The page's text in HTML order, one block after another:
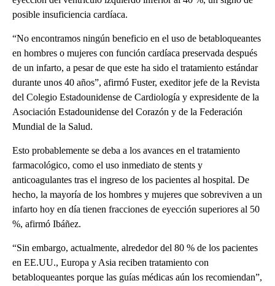
posible insuficiencia cardíaca.
“No encontramos ningún beneficio en el uso de betabloqueantes
en hombres o mujeres con función cardíaca preservada después
de un infarto, a pesar de que este ha sido el tratamiento estándar
durante unos 40 años”, afirmó Fuster, exeditor jefe de la Revista
del Colegio Estadounidense de Cardiología y expresidente de la
Asociación Estadounidense del Corazón y de la Federación
Mundial de la Salud.
Esto probablemente se deba a los avances en el tratamiento
farmacológico, como el uso inmediato de stents y
anticoagulantes tras el ingreso de los pacientes al hospital. De
hecho, la mayoría de los hombres y mujeres que sobreviven a un
infarto hoy en día tienen fracciones de eyección superiores al 50
%, afirmó Ibáñez.
“Sin embargo, actualmente, alrededor del 80 % de los pacientes
en EE.UU., Europa y Asia reciben tratamiento con
betabloqueantes porque las guías médicas aún los recomiendan”,